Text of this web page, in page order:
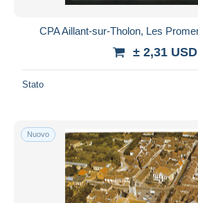
CPA Aillant-sur-Tholon, Les
± 2,31 USD
Stato
Nuovo